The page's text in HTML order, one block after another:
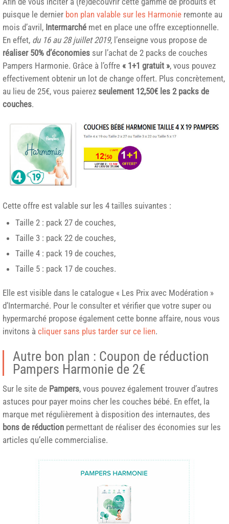
puisque le dernier bon plan valable sur les Harmonie remonte au
mois d’avril, Intermarché met en place une offre exceptionnelle.
En effet, du 16 au 28 juillet 2019, l’enseigne vous propose de
réaliser 50% d’économies sur l’achat de 2 packs de couches
Pampers Harmonie. Grâce à l’offre « 1+1 gratuit », vous pouvez
effectivement obtenir un lot de change offert. Plus concrètement,
au lieu de 25€, vous paierez seulement 12,50€ les 2 packs de
couches.
Cette offre est valable sur les 4 tailles suivantes :
Taille 2 : pack 27 de couches,
Taille 3 : pack 22 de couches,
Taille 4 : pack 19 de couches,
Taille 5 : pack 17 de couches.
Elle est visible dans le catalogue « Les Prix avec Modération »
d’Intermarché. Pour le consulter et vérifier que votre super ou
hypermarché propose également cette bonne affaire, nous vous
invitons à cliquer sans plus tarder sur ce lien.
Autre bon plan : Coupon de réduction
Pampers Harmonie de 2€
Sur le site de Pampers, vous pouvez également trouver d’autres
astuces pour payer moins cher les couches bébé. En effet, la
marque met régulièrement à disposition des internautes, des
bons de réduction permettant de réaliser des économies sur les
articles qu’elle commercialise.